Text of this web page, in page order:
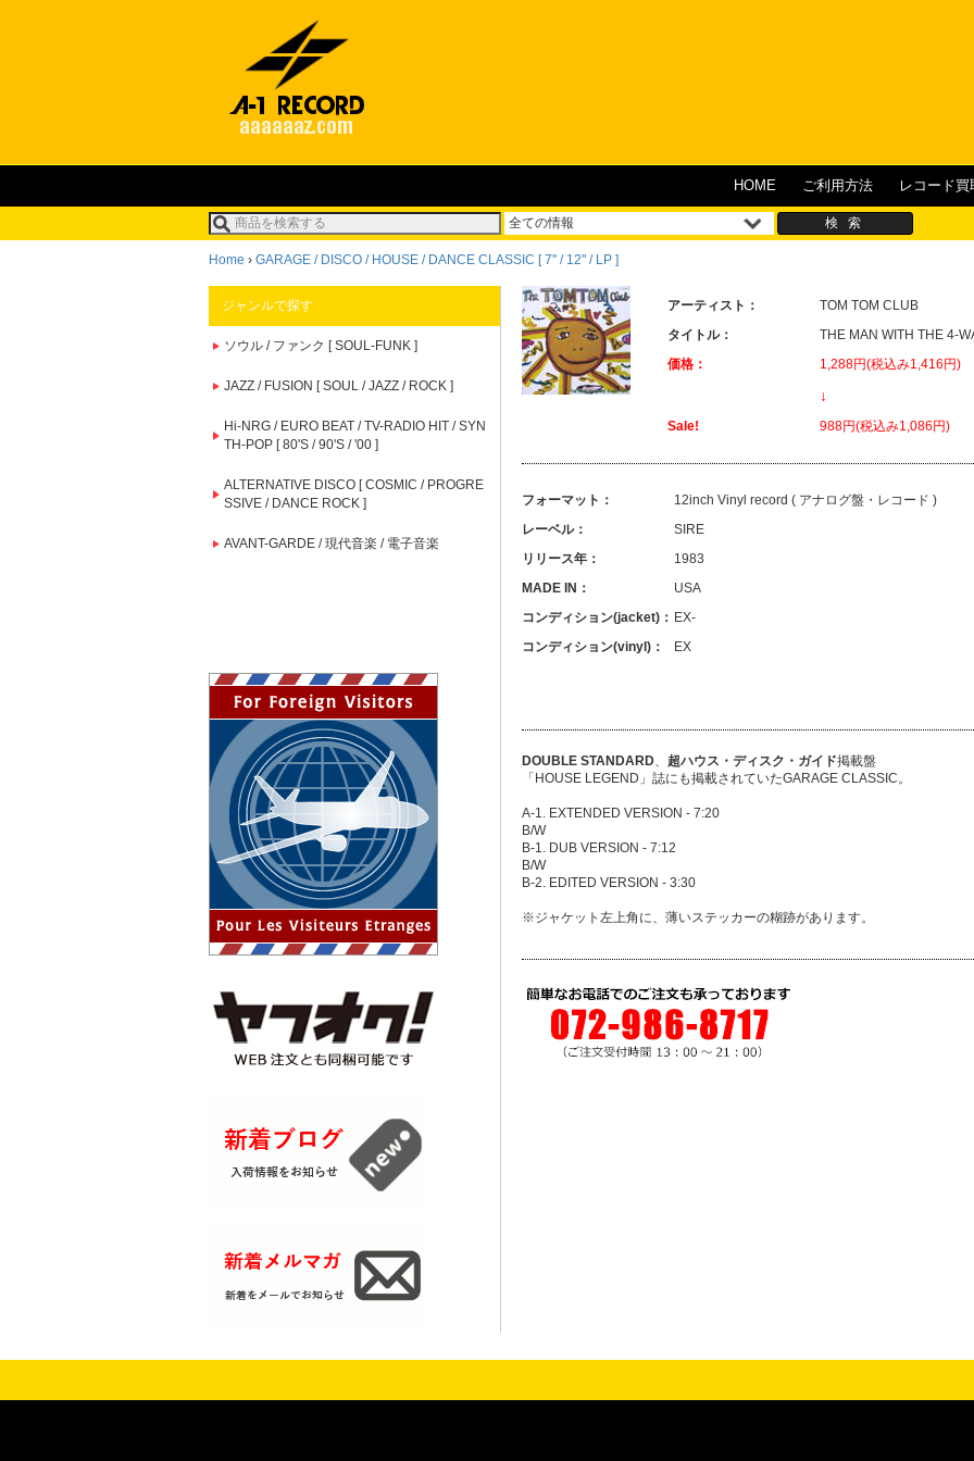
HOME ご利用方法 レコード買
Home › GARAGE / DISCO / HOUSE / DANCE CLASSIC [ 7'' / 12'' / LP ]
ジャンルで探す
ソウル / ファンク [ SOUL-FUNK ]
JAZZ / FUSION [ SOUL / JAZZ / ROCK ]
Hi-NRG / EURO BEAT / TV-RADIO HIT / SYN
TH-POP [ 80'S / 90'S / '00 ]
ALTERNATIVE DISCO [ COSMIC / PROGRE
SSIVE / DANCE ROCK ]
AVANT-GARDE / 現代音楽 / 電子音楽
アーティスト：
TOM TOM CLUB
タイトル：
THE MAN WITH THE 4-
価格：
1,288円(税込み1,416円)
↓
Sale! 988円(税込み1,086円)
フォーマット：
12inch Vinyl record ( アナログ盤・レコード )
レーベル：
SIRE
リリース年：
1983
MADE IN：
USA
コンディション(jacket)： EX-
コンディション(vinyl)：
EX
DOUBLE STANDARD、 超ハウス・ディスク・ガイド掲載盤
「HOUSE LEGEND」誌にも掲載されていたGARAGE CLASSIC。
A-1. EXTENDED VERSION - 7:20
B/W
B-1. DUB VERSION - 7:12
B/W
B-2. EDITED VERSION - 3:30
※ジャケット左上角に、薄いステッカーの糊跡があります。